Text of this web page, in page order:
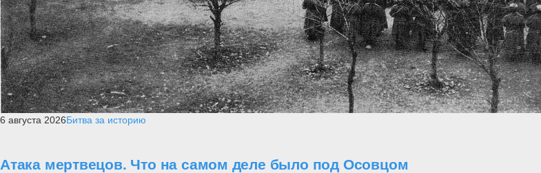
6 августа 2026Битва за историю
Атака мертвецов. Что на самом деле было под Осовцом